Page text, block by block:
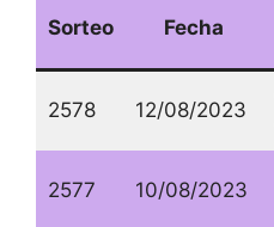
Sorteo Fecha
2578 12/08/2023
2577 10/08/2023